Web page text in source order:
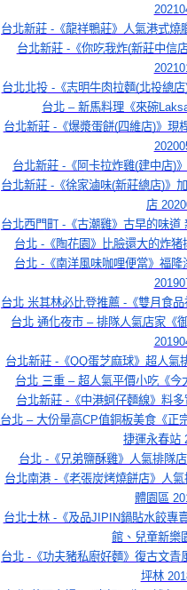
台北新莊 -《龍祥鴨莊》人氣港式
台北新莊 -《你吃我炸(新莊中信
台北北投 -《志明牛肉拉麵(北投總
台北 – 新馬料理《來碗
台北新莊 -《爆漿蛋餅(四維店)》現
台北新莊 -《阿卡拉炸雞(建中店)
台北新莊 -《徐家滷味(新莊總店)》
店
台北西門町 -《古潮雞》古早的味
台北 -《陶花園》比臉還大的炸
台北 -《南洋風味咖哩便當》福
台北 米其林必比登推薦 -《雙月食
台北 通化夜市 – 排隊人氣店家《
台北新莊 -《QQ蛋芝麻球》超人氣
台北 三重 – 超人氣平價小吃《
台北新莊 -《中港蚵仔麵線》料
台北 – 大份量高CP值銅板美食《正
捷運永春站
台北 -《兄弟鹽酥雞》人氣排隊
台北南港 -《老張炭烤燒餅店》人
體園區
台北士林 -《及品JIPIN鍋貼水餃專
館、兒童新樂
台北 -《功夫豬私廚好麵》復古文
坪林